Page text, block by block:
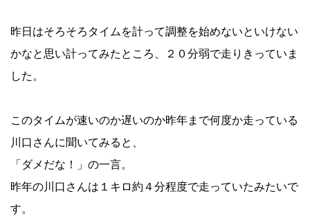
昨日はそろそろタイムを計って調整を始めないといけない
かなと思い計ってみたところ、２０分弱で走りきっていま
した。
このタイムが速いのか遅いのか昨年まで何度か走っている
川口さんに聞いてみると、
「ダメだな！」の一言。
昨年の川口さんは１キロ約４分程度で走っていたみたいで
す。